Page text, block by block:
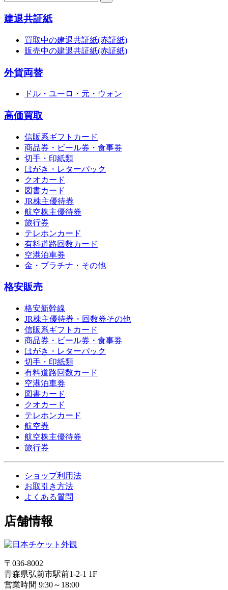
建退共証紙
買取中の建退共証紙(赤証紙)
販売中の建退共証紙(赤証紙)
外貨両替
ドル・ユーロ・元・ウォン
高価買取
信販系ギフトカード
商品券・ビール券・食事券
切手・印紙類
はがき・レターパック
クオカード
図書カード
JR株主優待券
航空株主優待券
旅行券
テレホンカード
有料道路回数カード
空港泊車券
金・プラチナ・その他
格安販売
格安新幹線
JR株主優待券・回数券その他
信販系ギフトカード
商品券・ビール券・食事券
はがき・レターパック
切手・印紙類
有料道路回数カード
空港泊車券
図書カード
クオカード
テレホンカード
航空券
航空株主優待券
旅行券
ショップ利用法
お取引き方法
よくある質問
店舗情報
〒036-8002
青森県弘前市駅前1-2-1 1F
営業時間 9:30～18:00